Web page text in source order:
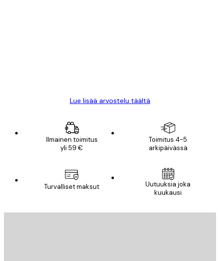
Lue lisää arvostelu täältä
Ilmainen toimitus
yli 59 €
Toimitus 4-5
arkipäivässä
Turvalliset maksut
Uutuuksia joka
kuukausi